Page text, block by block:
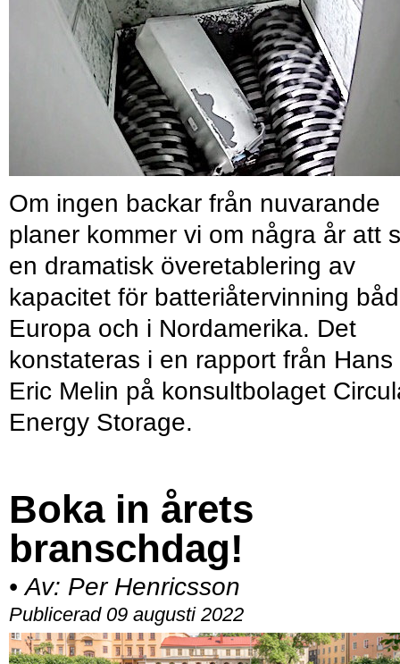
Om ingen backar från nuvarande
planer kommer vi om några år att
en dramatisk överetablering av
kapacitet för batteriåtervinning
Europa och i Nordamerika. Det
konstateras i en rapport från Hans
Eric Melin på konsultbolaget
Energy Storage.
Boka in årets
branschdag!
• Av: Per Henricsson
Publicerad 09 augusti 2022